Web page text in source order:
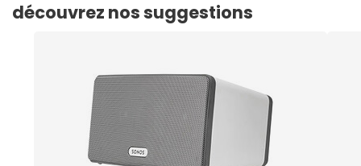
découvrez nos suggestions